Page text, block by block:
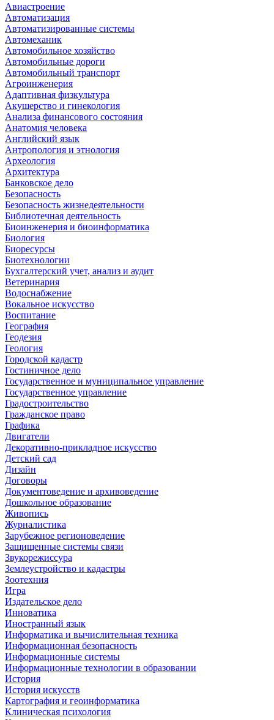
Авиастроение
Автоматизация
Автоматизированные системы
Автомеханик
Автомобильное хозяйство
Автомобильные дороги
Автомобильный транспорт
Агроинженерия
Адаптивная физкультура
Акушерство и гинекология
Анализа финансового состояния
Анатомия человека
Английский язык
Антропология и этнология
Археология
Архитектура
Банковское дело
Безопасность
Безопасность жизнедеятельности
Библиотечная деятельность
Биоинженерия и биоинформатика
Биология
Биоресурсы
Биотехнологии
Бухгалтерский учет, анализ и аудит
Ветеринария
Водоснабжение
Вокальное искусство
Воспитание
География
Геодезия
Геология
Городской кадастр
Гостиничное дело
Государственное и муниципальное управление
Государственное управление
Градостроительство
Гражданское право
Графика
Двигатели
Декоративно-прикладное искусство
Детский сад
Дизайн
Договоры
Документоведение и архивоведение
Дошкольное образование
Живопись
Журналистика
Зарубежное регионоведение
Защищенные системы связи
Звукорежиссура
Землеустройство и кадастры
Зоотехния
Игра
Издательское дело
Инноватика
Иностранный язык
Информатика и вычислительная техника
Информационная безопасность
Информационные системы
Информационные технологии в образовании
История
История искусств
Картография и геоинформатика
Клиническая психология